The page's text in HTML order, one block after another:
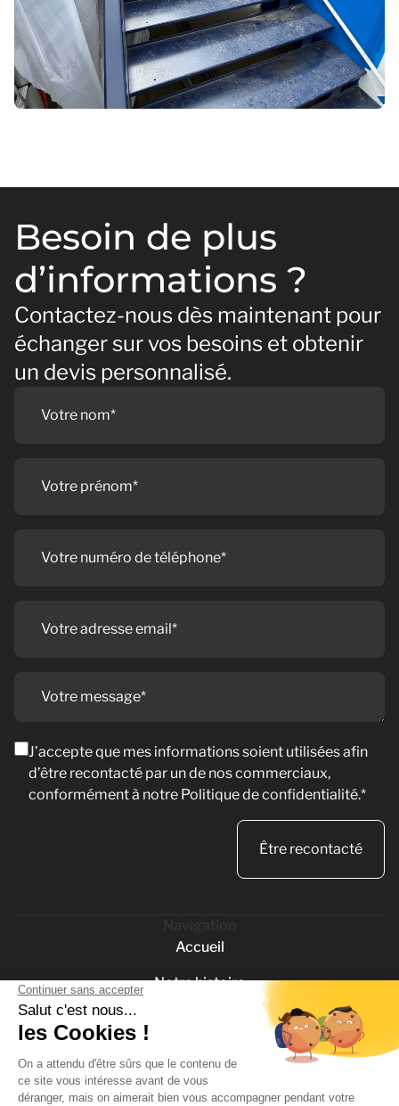
Besoin de plus
d’informations ?
Contactez-nous dès maintenant pour
échanger sur vos besoins et obtenir
un devis personnalisé.
nom
prénom
numéro
adresse
email
message
RGPD
J’accepte que mes informations soient utilisées afin
d’être recontacté par un de nos commerciaux,
conformément à notre Politique de confidentialité.*
Accueil
Notre histoire